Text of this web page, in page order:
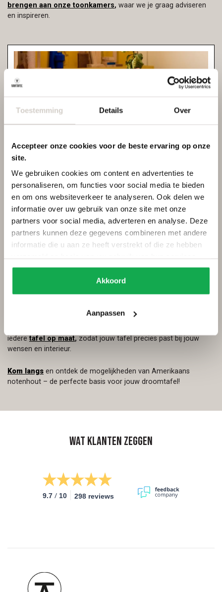
Toestemming Details Over
Accepteer onze cookies voor de beste ervaring op onze
site.
We gebruiken cookies om content en advertenties te
personaliseren, om functies voor social media te bieden
en om ons websiteverkeer te analyseren. Ook delen we
informatie over uw gebruik van onze site met onze
partners voor social media, adverteren en analyse. Deze
partners kunnen deze gegevens combineren met andere
informatie die u aan ze heeft verstrekt of die ze hebben
Akkoord
Aanpassen
brengen aan onze toonkamers, waar we je graag adviseren
en inspireren.
Waarom kiezen voor een tafel van
Amerikaans notenhout?
perfecte keuze als je op zoek bent naar een tafel die zowel
iederetafel op maat,zodat jouw tafel precies past bij jouw
wensen en interieur.
Kom langs en ontdek de mogelijkheden van Amerikaans
notenhout – de perfecte basis voor jouw droomtafel!
Wat klanten zeggen
9.7 / 10 298 reviews